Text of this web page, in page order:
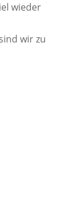
wieder
wir zu